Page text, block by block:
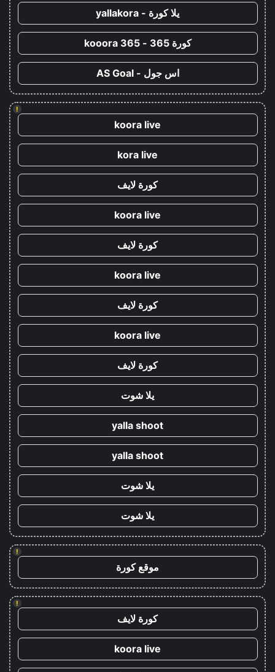
يلا كورة - yallakora
كورة 365 - kooora 365
اس جول - AS Goal
!
koora live
kora live
كورة لايف
koora live
كورة لايف
koora live
كورة لايف
koora live
كورة لايف
يلا شوت
yalla shoot
yalla shoot
يلا شوت
يلا شوت
!
موقع كورة
!
كورة لايف
koora live